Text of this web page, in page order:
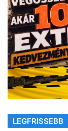
LEGFRISSEBB